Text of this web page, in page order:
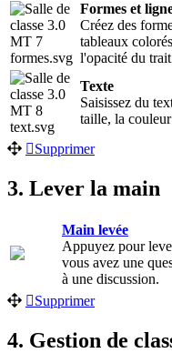
Formes et
Créez des
tableaux
l'opacité du
Texte
Saisissez du
taille, la
Supprimer
3. Lever la main
Main levée
Appuyez pour
vous avez une
à une discussion.
Supprimer
4. Gestion de